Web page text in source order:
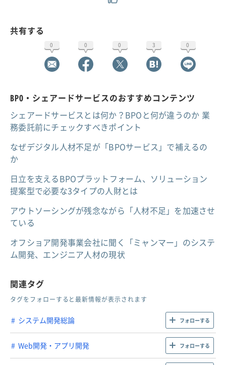
共有する
0 0 0 3 0
BPO・シェアードサービスのおすすめコンテンツ
シェアードサービスとは何か？BPOと何が違うのか 業
務委託前にチェックすべきポイント
なぜデジタル人材不足が「BPOサービス」で補えるの
か
日立を支えるBPOプラットフォーム、ソリューション
提案型で必要な3タイプの人財とは
アウトソーシングが残念ながら「人材不足」を加速させ
ている
オフショア開発事業会社に聞く「ミャンマー」のシステ
ム開発、エンジニア人材の現状
関連タグ
タグをフォローすると最新情報が表示されます
システム開発総論 フォローする
Web開発・アプリ開発 フォローする